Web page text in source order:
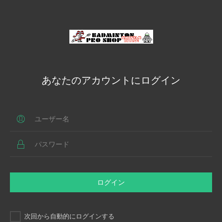
あなたのアカウントにログイン
ログイン
次回から自動的にログインする